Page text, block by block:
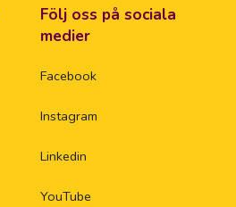
Följ oss på sociala
medier
Facebook
Instagram
Linkedin
YouTube